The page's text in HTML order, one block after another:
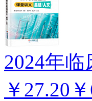
2024年
￥27.20